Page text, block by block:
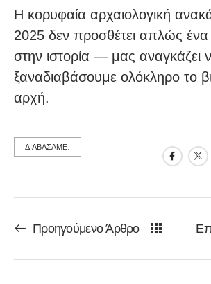
Η κορυφαία αρχαιολογική
2025 δεν προσθέτει απλώς ένα
στην ιστορία — μας αναγκάζει
ξαναδιαβάσουμε ολόκληρο το
αρχή.
ΔΙΑΒΑΣΑΜΕ.
Προηγούμενο Άρθρο